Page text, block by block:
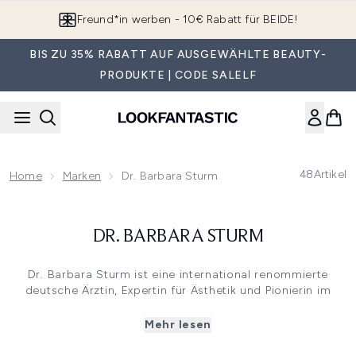
Freund*in werben - 10€ Rabatt für BEIDE!
BIS ZU 35% RABATT AUF AUSGEWÄHLTE BEAUTY-
PRODUKTE | CODE SALELF
Home Marken Dr. Barbara Sturm 48Artikel
DR. BARBARA STURM
Dr. Barbara Sturm ist eine international renommierte
deutsche Ärztin, Expertin für Ästhetik und Pionierin im
Hintergrund in der orthopädischen Forschung. Bekannt für
Mehr lesen